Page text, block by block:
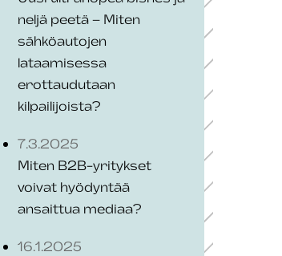
neljä peetä – Miten
sähköautojen
lataamisessa
erottaudutaan
kilpailijoista?
7.3.2025
Miten B2B-yritykset
voivat hyödyntää
ansaittua mediaa?
16.1.2025